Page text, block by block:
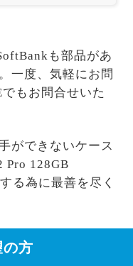
も部品があ
一度、気軽にお問
もお問合せいた
ができないケース
Pro 128GB
る為に最善を尽く
方